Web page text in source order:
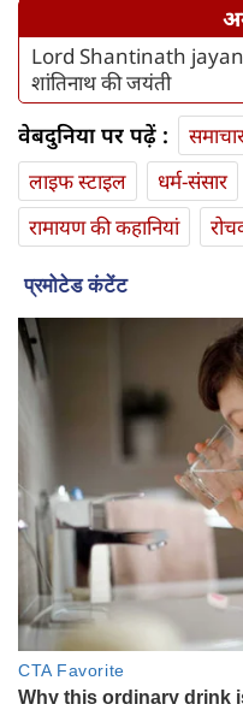
Lord Shantinath
शांतिनाथ की जयंती
वेबदुनिया पर पढ़ें :
लाइफ स्‍टाइल
धर्म-संसार
रामायण की कहानियां